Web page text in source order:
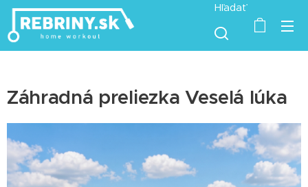
Hľadať
Záhradná preliezka Veselá lúka